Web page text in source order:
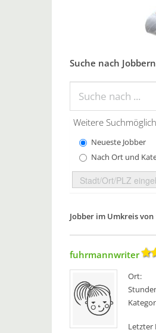
Suche nach Jobbern
Weitere
Neueste Jobber
Nach Ort und
Stadt/Ort/PLZ
Jobber im Umkreis von
fuhrmannwriter
Ort:
Letzter